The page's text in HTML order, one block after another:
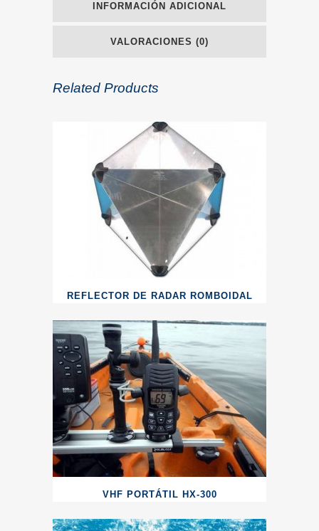
INFORMACIÓN ADICIONAL
VALORACIONES (0)
Related Products
REFLECTOR DE RADAR ROMBOIDAL
VHF PORTÁTIL HX-300